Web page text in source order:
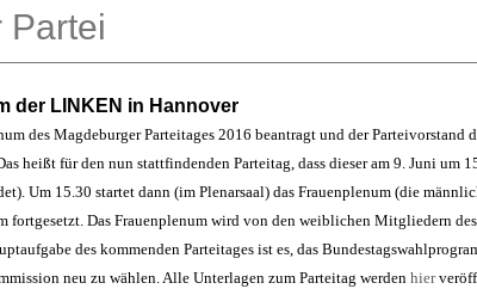
Partei
der LINKEN in Hannover
des Magdeburger Parteitages 2016 beantragt und der
heißt für den nun stattfindenden Parteitag, dass dieser am 9. Juni
Um 15.30 startet dann (im Plenarsaal) das Frauenplenum (die
fortgesetzt. Das Frauenplenum wird von den weiblichen Mitgliedern
des kommenden Parteitages ist es, das
neu zu wählen. Alle Unterlagen zum Parteitag werden hier